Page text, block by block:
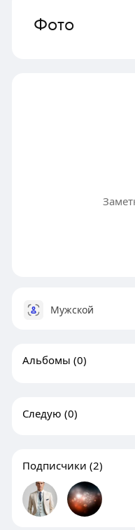
Фото
Мужской
Альбомы (0)
Следую (0)
Подписчики (2)